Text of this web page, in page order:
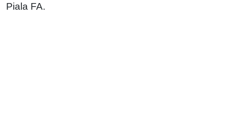
Piala FA.